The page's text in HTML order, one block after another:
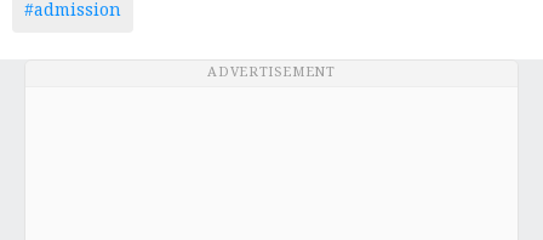
#admission
ADVERTISEMENT